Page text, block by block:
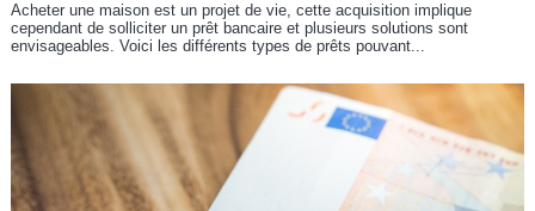
Acheter une maison est un projet de vie, cette acquisition implique
cependant de solliciter un prêt bancaire et plusieurs solutions sont
envisageables. Voici les différents types de prêts pouvant...